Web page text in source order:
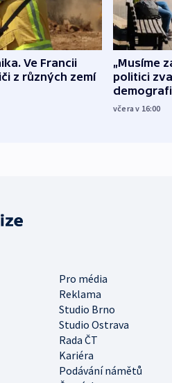
Ve Francii
z různých zemí
„Musíme
politici
včera v 16:00
Pro média
Reklama
Studio Brno
Studio Ostrava
Rada ČT
Kariéra
Podávání námětů